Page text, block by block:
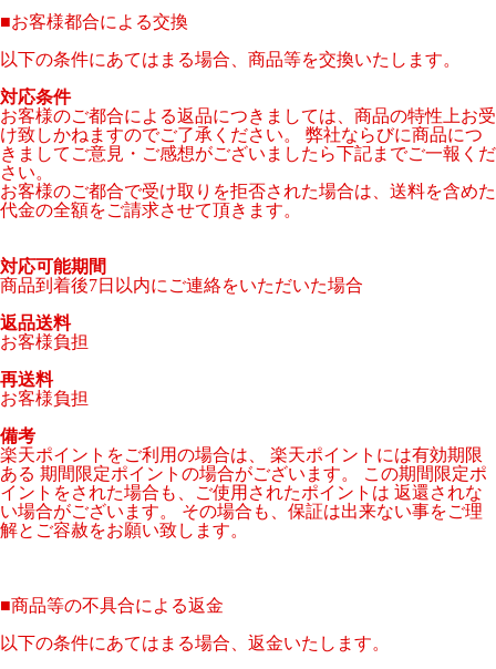
■お客様都合による交換
以下の条件にあてはまる場合、商品等を交換いたします。
対応条件
お客様のご都合による返品につきましては、商品の特性上お受
け致しかねますのでご了承ください。 弊社ならびに商品につ
きましてご意見・ご感想がございましたら下記までご一報くだ
さい。
お客様のご都合で受け取りを拒否された場合は、送料を含めた
代金の全額をご請求させて頂きます。
対応可能期間
商品到着後7日以内にご連絡をいただいた場合
返品送料
お客様負担
再送料
お客様負担
備考
楽天ポイントをご利用の場合は、 楽天ポイントには有効期限
ある 期間限定ポイントの場合がございます。 この期間限定ポ
イントをされた場合も、ご使用されたポイントは 返還されな
い場合がございます。 その場合も、保証は出来ない事をご理
解とご容赦をお願い致します。
■商品等の不具合による返金
以下の条件にあてはまる場合、返金いたします。